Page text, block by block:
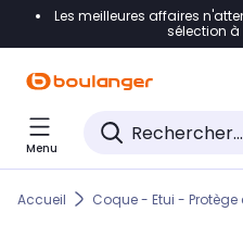
Accéder directement à la
Accéder directement au
Accéder directement au
Les meilleures affaires
sélection à
Menu
Accueil Coque - Etui - Protège